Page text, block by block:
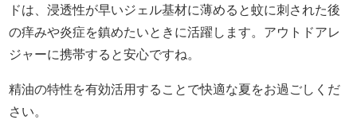
ドは、浸透性が早いジェル基材に薄めると蚊に刺された後
の痒みや炎症を鎮めたいときに活躍します。アウトドアレ
ジャーに携帯すると安心ですね。
精油の特性を有効活用することで快適な夏をお過ごしくだ
さい。